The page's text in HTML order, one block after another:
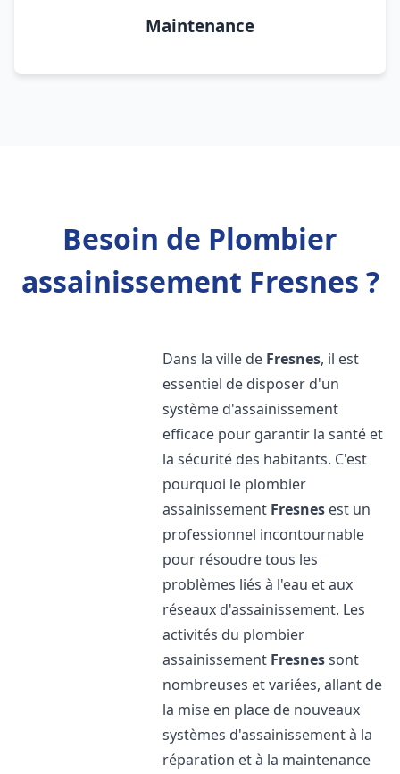
Maintenance
Besoin de Plombier
assainissement Fresnes ?
Dans la ville de Fresnes, il est
essentiel de disposer d'un
système d'assainissement
efficace pour garantir la santé et
la sécurité des habitants. C'est
pourquoi le plombier
assainissement Fresnes est un
professionnel incontournable
pour résoudre tous les
problèmes liés à l'eau et aux
réseaux d'assainissement. Les
activités du plombier
assainissement Fresnessont
nombreuses et variées, allant de
la mise en place de nouveaux
systèmes d'assainissement à la
réparation et à la maintenance